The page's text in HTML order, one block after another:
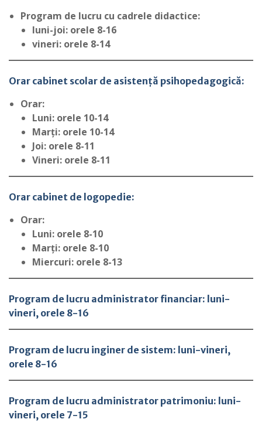
Program de lucru cu cadrele didactice:
luni-joi: orele 8-16
vineri: orele 8-14
Orar cabinet scolar de asistență psihopedagogică:
Orar:
Luni: orele 10-14
Marți: orele 10-14
Joi: orele 8-11
Vineri: orele 8-11
Orar cabinet de logopedie:
Orar:
Luni: orele 8-10
Marți: orele 8-10
Miercuri: orele 8-13
Program de lucru administrator financiar: luni-
vineri, orele 8-16
Program de lucru inginer de sistem: luni-vineri,
orele 8-16
Program de lucru administrator patrimoniu: luni-
vineri, orele 7-15